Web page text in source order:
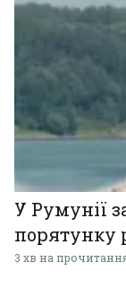
У Румунії
порятунку
3 хв на